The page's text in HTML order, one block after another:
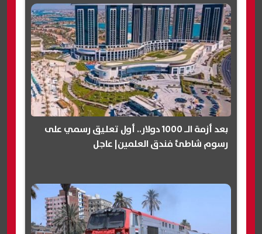
بعد أزمة الـ 1000 دولار.. أول تعليق رسمي على
رسوم شاطئ فندق العلمين| عاجل